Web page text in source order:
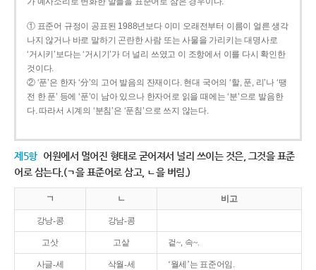
① 표준어 규정이 공표된 1988년보다 이미 오래전부터 이름이 얼른 생각
나지 않거나 바로 말하기 곤란한 사람 또는 사물을 가리키는 대명사로
‘거시키’보다는 ‘거시기’가 더 널리 쓰였고 이 조항에서 이를 다시 확인한
것이다.
② ‘푼’은 한자 ‘分’의 고어 발음의 잔재이다. 현대 국어의 ‘할, 푼, 리’나 ‘땡
전 한 푼’ 등에 ‘푼’이 남아 있으나 한자어로 읽을 때에는 ‘분’으로 발음한
다. 따라서 시계의 ‘분침’은 ‘푼침’으로 쓰지 않는다.
제5항 어원에서 멀어진 형태로 굳어져서 널리 쓰이는 것은, 그것을 표준
어로 삼는다.(ㄱ을 표준어로 삼고, ㄴ을 버림.)
ㄱ ㄴ 비고
강낭-콩 강남-콩
고삿 고샅 겉~, 속~.
사글-세 삭월-세 ‘월세’는 표준어임.